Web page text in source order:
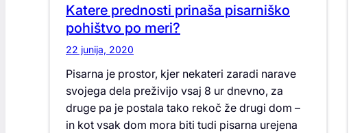
Katere prednosti prinaša pisarniško
pohištvo po meri?
22 junija, 2020
Pisarna je prostor, kjer nekateri zaradi narave
svojega dela preživijo vsaj 8 ur dnevno, za
druge pa je postala tako rekoč že drugi dom –
in kot vsak dom mora biti tudi pisarna urejena